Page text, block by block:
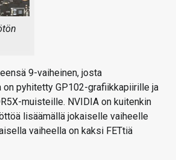
9-vaiheinen, josta
on pyhitetty GP102-grafiikkapiirille ja
muisteille. NVIDIA on kuitenkin
lisäämällä jokaiselle vaiheelle
vaiheella on kaksi FETtiä